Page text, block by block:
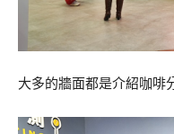
大多的牆面都是介紹咖啡